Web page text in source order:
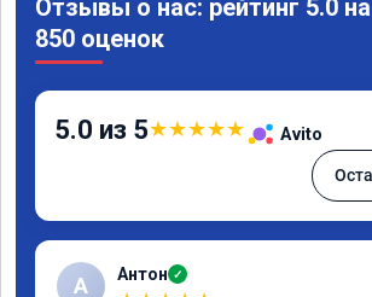
Отзывы о нас: рейтинг 5.0
850 оценок
5.0 из 5★★★★★ Avito
А Антон ✓